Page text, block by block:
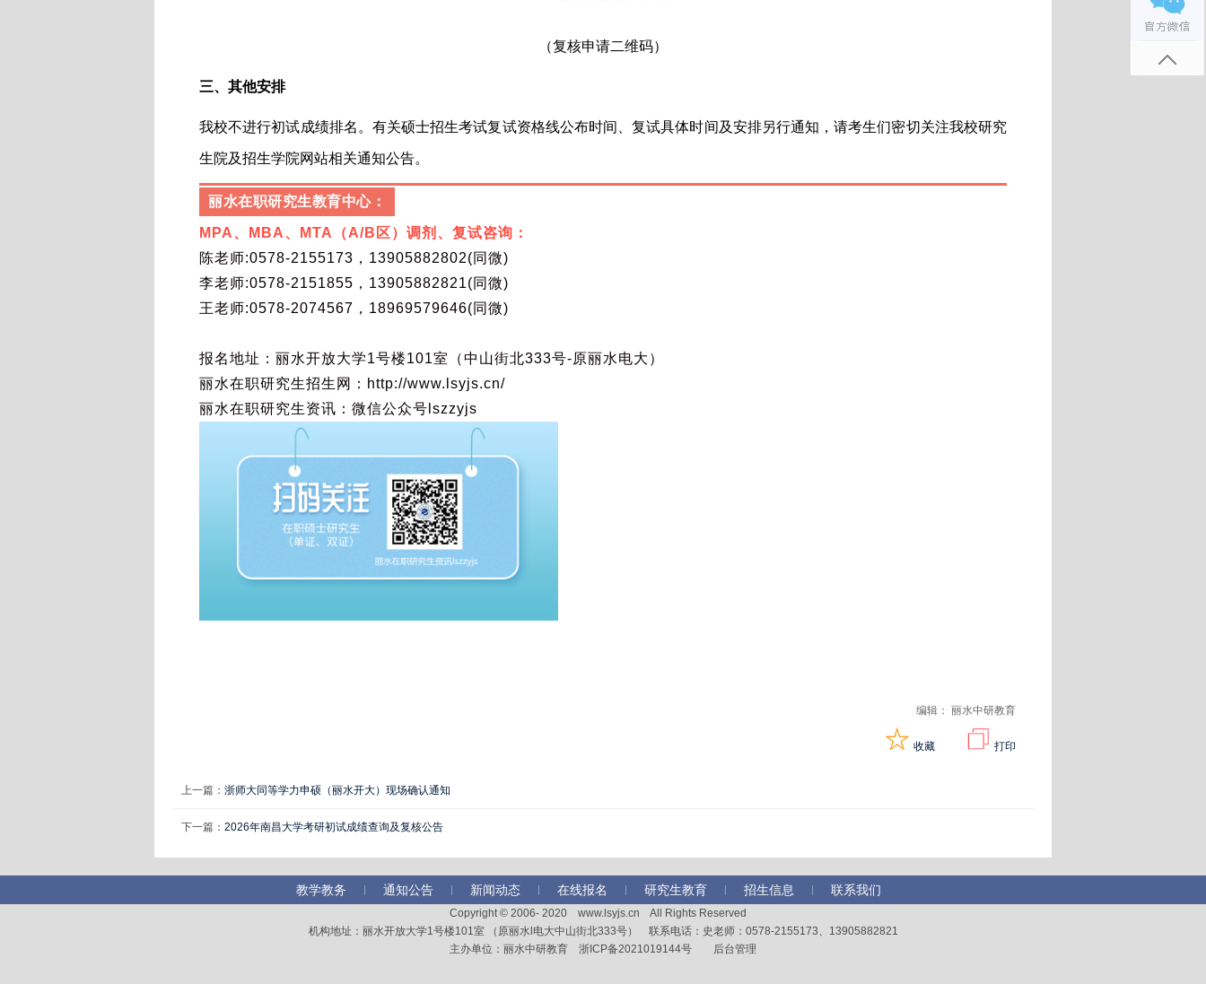
（复核申请二维码）
三、其他安排
我校不进行初试成绩排名。有关硕士招生考试复试资格线公布时间、复试具体时间及安排另行通知，请考生们密切关注我校研究
生院及招生学院网站相关通知公告。
丽水在职研究生教育中心：
MPA、MBA、MTA（A/B区）调剂、复试咨询：
陈老师:0578-2155173，13905882802(同微)
李老师:0578-2151855 ，13905882821(同微)
王老师:0578-2074567，18969579646(同微)
报名地址：丽水开放大学1号楼101室（中山街北333号-原丽水电大）
丽水在职研究生招生网：http://www.lsyjs.cn/
丽水在职研究生资讯：微信公众号lszzyjs
编辑： 丽水中研教育
收藏 打印
上一篇： 浙师大同等学力申硕（丽水开大）现场确认通知
下一篇： 2026年南昌大学考研初试成绩查询及复核公告
教学教务 通知公告 新闻动态 在线报名 研究生教育 招生信息 联系我们
Copyright © 2006- 2020 www.lsyjs.cn All Rights Reserved
机构地址：丽水开放大学1号楼101室 （原丽水l电大中山街北333号） 联系电话：史老师：0578-2155173、13905882821
主办单位：丽水中研教育 浙ICP备2021019144号 后台管理